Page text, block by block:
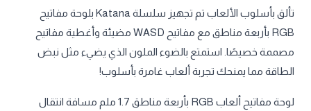
تألق بأسلوب الألعاب تم تجهيز سلسلة Katana بلوحة مفاتيح
RGB بأربعة مناطق مع مفاتيح WASD مضيئة وأغطية مفاتيح
مصممة خصيصًا. استمتع بالضوء الملون الذي يضيء مثل نبض
الطاقة مما يمنحك تجربة ألعاب غامرة بأسلوب!
لوحة مفاتيح ألعاب RGB بأربعة مناطق 1.7 ملم مسافة انتقال